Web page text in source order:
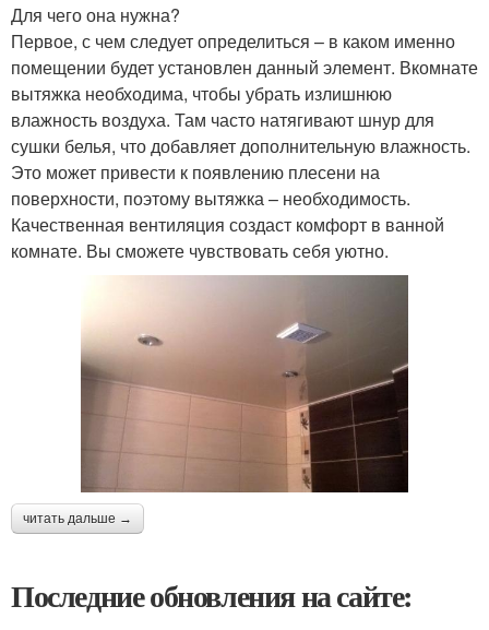
Для чего она нужна?
Первое, с чем следует определиться – в каком именно
помещении будет установлен данный элемент. Вкомнате
вытяжка необходима, чтобы убрать излишнюю
влажность воздуха. Там часто натягивают шнур для
сушки белья, что добавляет дополнительную влажность.
Это может привести к появлению плесени на
поверхности, поэтому вытяжка – необходимость.
Качественная вентиляция создаст комфорт в ванной
комнате. Вы сможете чувствовать себя уютно.
читать дальше →
Последние обновления на сайте: